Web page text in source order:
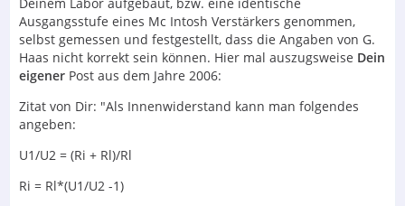
Ausgangsstufe eines Mc Intosh Verstärkers genommen,
selbst gemessen und festgestellt, dass die Angaben von G.
Haas nicht korrekt sein können. Hier mal auszugsweise Dein
eigener Post aus dem Jahre 2006:
Zitat von Dir: "Als Innenwiderstand kann man folgendes
angeben:
U1/U2 = (Ri + Rl)/Rl
Ri = Rl*(U1/U2 -1)